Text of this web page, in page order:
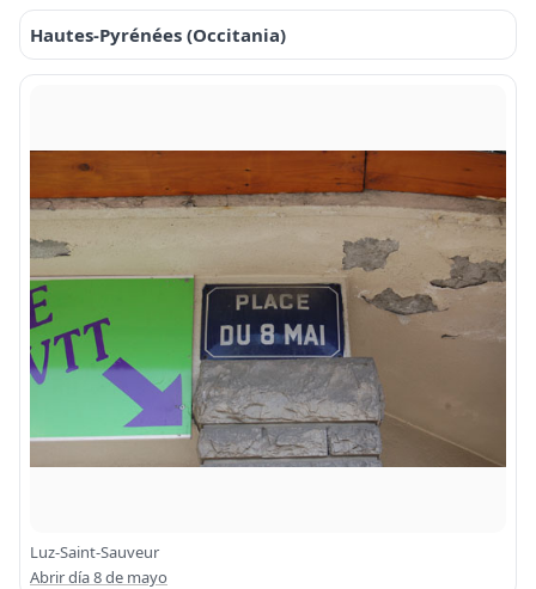
Hautes-Pyrénées (Occitania)
Luz-Saint-Sauveur
Abrir día 8 de mayo